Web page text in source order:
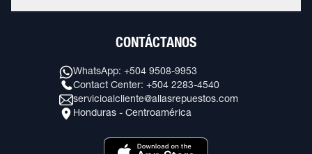
CONTÁCTANOS
WhatsApp: +504 9508-9953
Contact Center: +504 2283-4540
servicioalcliente@allasrepuestos.com
Honduras - Centroamérica